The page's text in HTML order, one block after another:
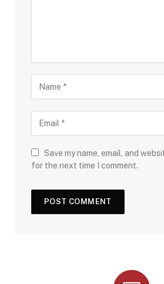
Save my name, email, and
for the next time I comment.